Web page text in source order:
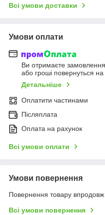
Всі умови доставки
Умови оплати
Ви отримаєте замовлення
або гроші повернуться
Детальніше
Оплатити частинами
Післяплата
Оплата на рахунок
Всі умови оплати
Умови повернення
Повернення товару впродовж
Всі умови повернення